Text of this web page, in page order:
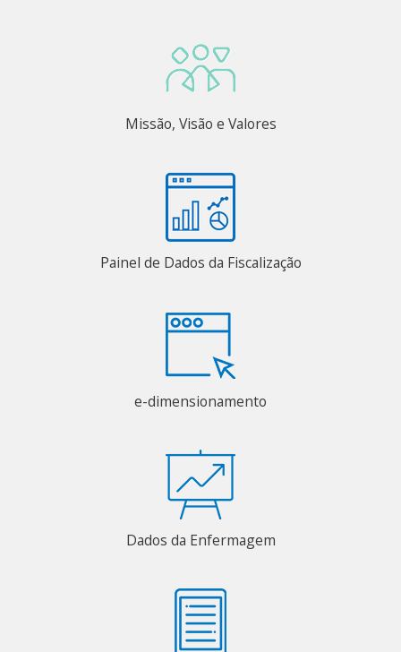
Missão, Visão e Valores
Painel de Dados da Fiscalização
e-dimensionamento
Dados da Enfermagem